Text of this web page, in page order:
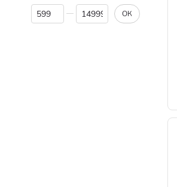
Від Ціна, грн
До Ціна, грн ОК